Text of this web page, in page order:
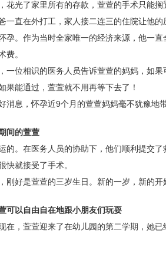
花光了家里所有的存款，萱萱的手术只能搁
一直在外打工，家人接二连三的住院让他
孕。作为当时全家唯一的经济来源，他一
费。
， 一位相识的医务人员告诉萱萱的妈妈，如
果能通过，萱萱就不用再等下去了！
消息，怀孕近9个月的萱萱妈妈毫不犹豫地
间的萱萱
的。在医务人员的协助下，他们顺利提交
快就接受了手术。
刚好是萱萱的三岁生日。新的一岁，新的开
可以自由自在地跟小朋友们玩耍
在，萱萱迎来了在幼儿园的第二学期，她